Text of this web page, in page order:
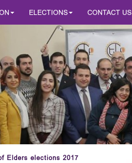
ELECTIONS CONTACT US
Elders elections 2017